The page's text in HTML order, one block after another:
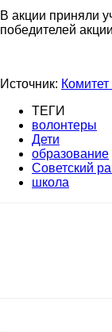
|
Советский
район
В акции приняли
победителей
Источник:
ТЕГИ
волонтеры
Дети
образование
Советский
школа